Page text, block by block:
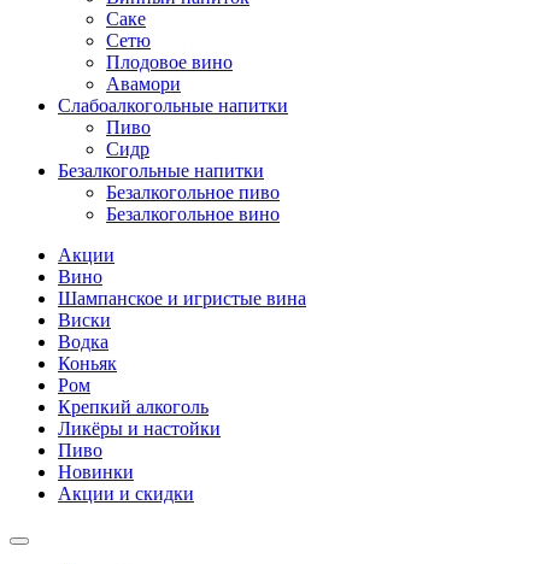
Саке
Сетю
Плодовое вино
Авамори
Слабоалкогольные напитки
Пиво
Сидр
Безалкогольные напитки
Безалкогольное пиво
Безалкогольное вино
Акции
Вино
Шампанское и игристые вина
Виски
Водка
Коньяк
Ром
Крепкий алкоголь
Ликёры и настойки
Пиво
Новинки
Акции и скидки